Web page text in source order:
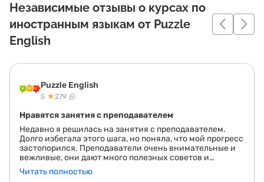
Независимые отзывы о курсах по
иностранным языкам от Puzzle
English
Puzzle English
5 ★279
Нравятся занятия с преподавателем
Недавно я решилась на занятия с преподавателем.
Долго избегала этого шага, но поняла, что мой прогресс
застопорился. Преподаватели очень внимательные и
вежливые, они дают много полезных советов и
помогают разобраться в трудных моментах. Можно
попробовать позаниматься с несколькоими, а потом
Читать полностью